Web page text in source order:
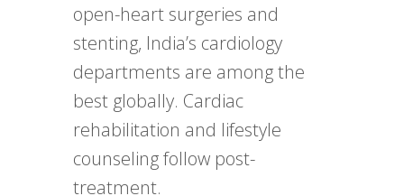
open-heart surgeries and
stenting, India’s cardiology
departments are among the
best globally. Cardiac
rehabilitation and lifestyle
counseling follow post-
treatment.